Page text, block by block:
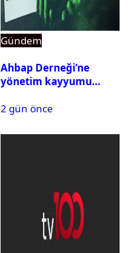
Gündem
Ahbap Derneği’ne
yönetim kayyumu
açıldı
2 gün önce